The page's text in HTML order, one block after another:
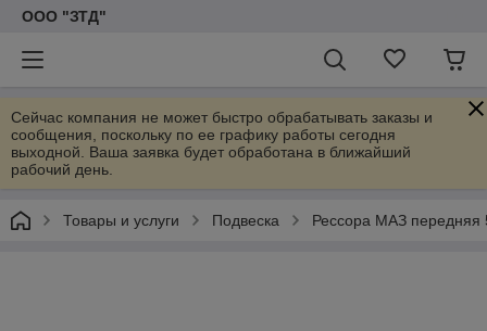
ООО "ЗТД"
Сейчас компания не может быстро обрабатывать заказы и
сообщения, поскольку по ее графику работы сегодня
выходной. Ваша заявка будет обработана в ближайший
рабочий день.
Товары и услуги Подвеска Рессора МАЗ передняя